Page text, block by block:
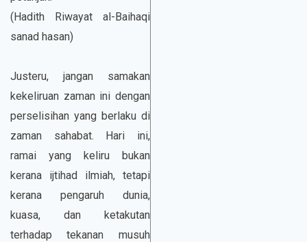
(Hadith Riwayat al-Baihaqi
sanad hasan)
Justeru, jangan samakan
kekeliruan zaman ini dengan
perselisihan yang berlaku di
zaman sahabat. Hari ini,
ramai yang keliru bukan
kerana ijtihad ilmiah, tetapi
kerana pengaruh dunia,
kuasa, dan ketakutan
terhadap tekanan musuh